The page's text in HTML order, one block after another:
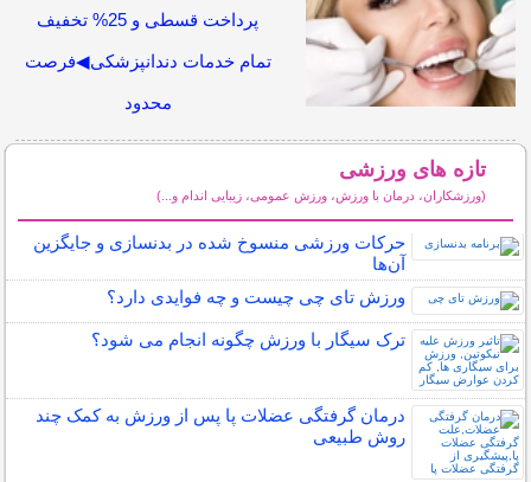
پرداخت قسطی و 25% تخفیف
تمام خدمات دندانپزشکی◀فرصت
محدود
تازه های ورزشی
(ورزشکاران، درمان با ورزش، ورزش عمومی، زیبایی اندام و...)
حرکات ورزشی منسوخ شده در بدنسازی و جایگزین
آن‌ها
ورزش تای چی چیست و چه فوایدی دارد؟
ترک سیگار با ورزش چگونه انجام می شود؟
درمان گرفتگی عضلات پا پس از ورزش به کمک چند
روش طبیعی